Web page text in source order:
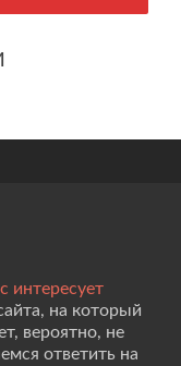
интересует
на который
вероятно, не
ответить на